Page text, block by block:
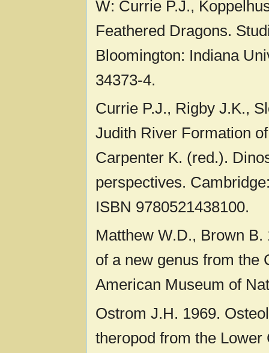
W: Currie P.J.,
Feathered Dragons.
Bloomington: Indiana
34373-4.
Currie P.J., Rigby J.K.,
Judith River Formation
Carpenter K. (red.).
perspectives.
ISBN 9780521438100.
Matthew W.D., Brown
of a new genus from the
American Museum of
Ostrom J.H. 1969.
theropod from the